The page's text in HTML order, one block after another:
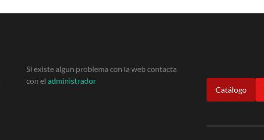
Si existe algun problema con la web contacta
con el administrador
Catálogo